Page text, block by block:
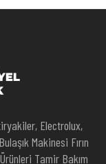
Electrolux,
Makinesi Fırın
Tamir Bakım